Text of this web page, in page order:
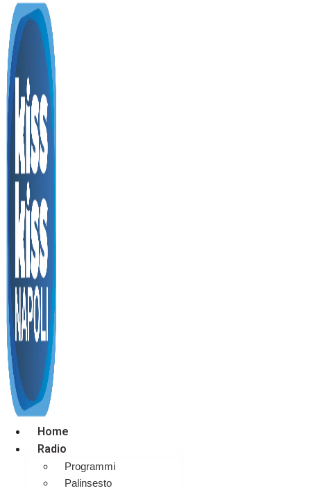
Home
Radio
Programmi
Palinsesto